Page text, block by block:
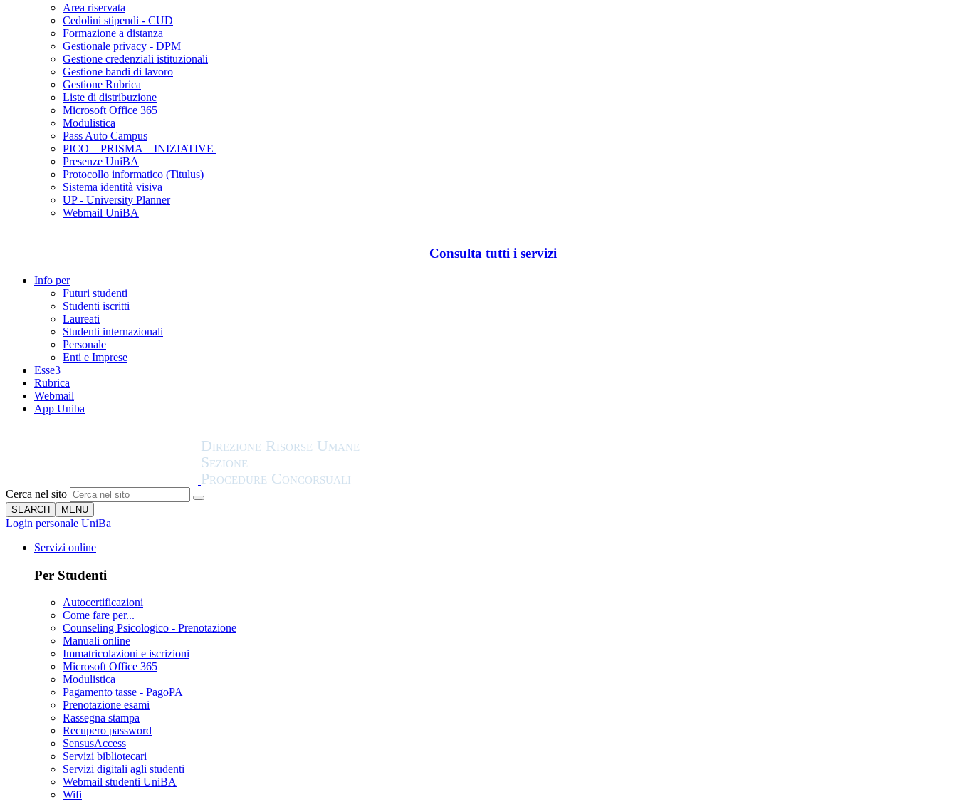
Area riservata
Cedolini stipendi - CUD
Formazione a distanza
Gestionale privacy - DPM
Gestione credenziali istituzionali
Gestione bandi di lavoro
Gestione Rubrica
Liste di distribuzione
Microsoft Office 365
Modulistica
Pass Auto Campus
PICO – PRISMA – INIZIATIVE
Presenze UniBA
Protocollo informatico (Titulus)
Sistema identità visiva
UP - University Planner
Webmail UniBA
Consulta tutti i servizi
Info per
Futuri studenti
Studenti iscritti
Laureati
Studenti internazionali
Personale
Enti e Imprese
Esse3
Rubrica
Webmail
App Uniba
Cerca nel sito
SEARCH MENU
Login personale UniBa
Servizi online
Per Studenti
Autocertificazioni
Come fare per...
Counseling Psicologico - Prenotazione
Manuali online
Immatricolazioni e iscrizioni
Microsoft Office 365
Modulistica
Pagamento tasse - PagoPA
Prenotazione esami
Rassegna stampa
Recupero password
SensusAccess
Servizi bibliotecari
Servizi digitali agli studenti
Webmail studenti UniBA
Wifi